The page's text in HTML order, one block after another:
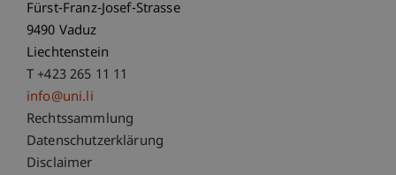
Fürst-Franz-Josef-Strasse
9490 Vaduz
Liechtenstein
T +423 265 11 11
info@uni.li
Fußzeile Rechtliche Hinweise
Rechtssammlung
Datenschutzerklärung
Disclaimer